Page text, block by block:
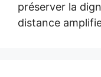
préserver la
distance